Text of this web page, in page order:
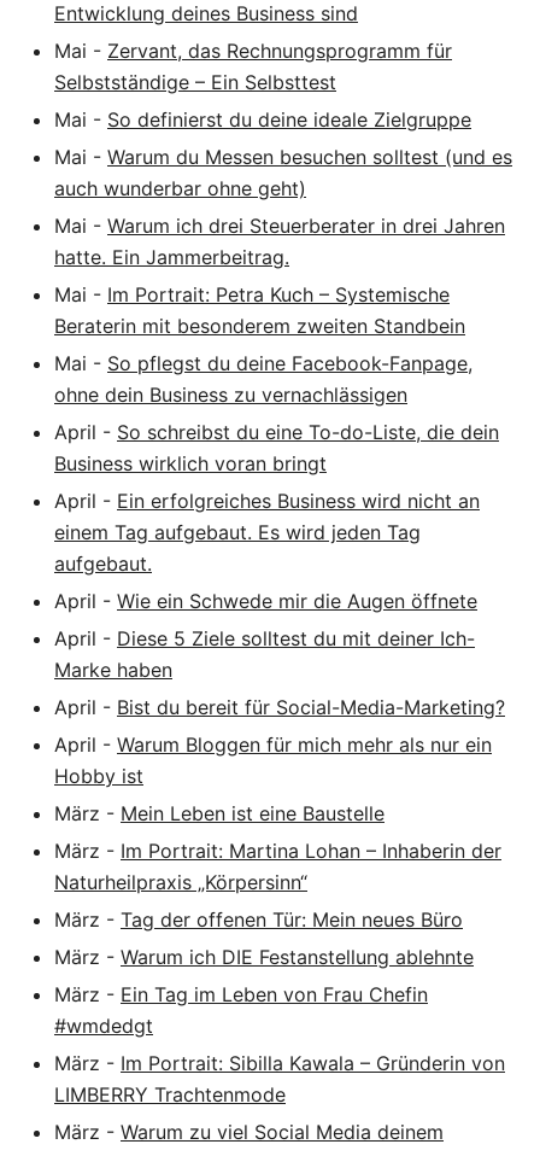
Entwicklung deines Business sind
Mai - Zervant, das Rechnungsprogramm für
Selbstständige – Ein Selbsttest
Mai - So definierst du deine ideale Zielgruppe
Mai - Warum du Messen besuchen solltest (und es
auch wunderbar ohne geht)
Mai - Warum ich drei Steuerberater in drei Jahren
hatte. Ein Jammerbeitrag.
Mai - Im Portrait: Petra Kuch – Systemische
Beraterin mit besonderem zweiten Standbein
Mai - So pflegst du deine Facebook-Fanpage,
ohne dein Business zu vernachlässigen
April - So schreibst du eine To-do-Liste, die dein
Business wirklich voran bringt
April - Ein erfolgreiches Business wird nicht an
einem Tag aufgebaut. Es wird jeden Tag
aufgebaut.
April - Wie ein Schwede mir die Augen öffnete
April - Diese 5 Ziele solltest du mit deiner Ich-
Marke haben
April - Bist du bereit für Social-Media-Marketing?
April - Warum Bloggen für mich mehr als nur ein
Hobby ist
März - Mein Leben ist eine Baustelle
März - Im Portrait: Martina Lohan – Inhaberin der
Naturheilpraxis „Körpersinn“
März - Tag der offenen Tür: Mein neues Büro
März - Warum ich DIE Festanstellung ablehnte
März - Ein Tag im Leben von Frau Chefin
#wmdedgt
März - Im Portrait: Sibilla Kawala – Gründerin von
LIMBERRY Trachtenmode
März - Warum zu viel Social Media deinem